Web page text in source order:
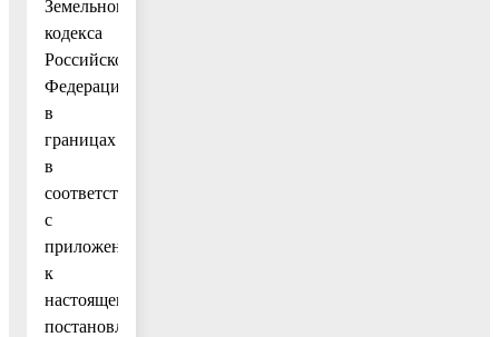
Земельного
кодекса
Российской
Федерации»,
в
границах
в
соответствии
с
приложением
к
настоящему
постановлению.